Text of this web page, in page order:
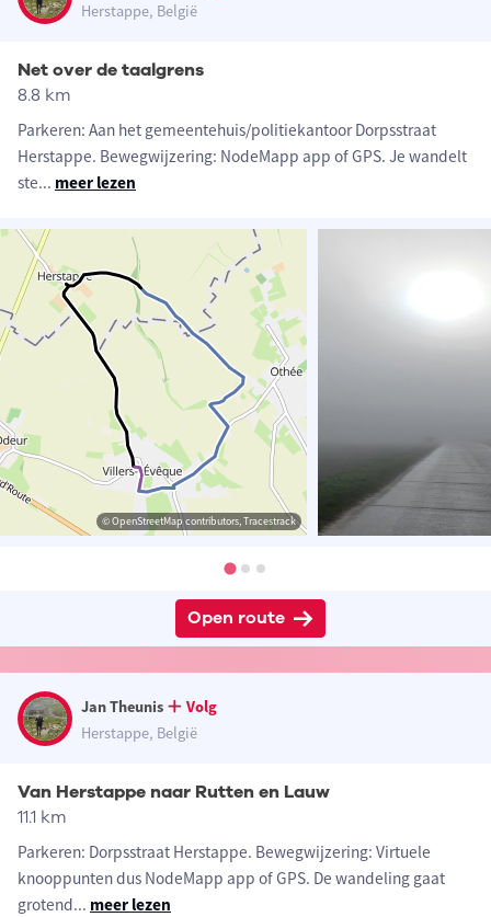
Herstappe, België
Net over de taalgrens
8.8 km
Parkeren: Aan het gemeentehuis/politiekantoor Dorpsstraat
Herstappe. Bewegwijzering: NodeMapp app of GPS. Je wandelt
ste... meer lezen
© OpenStreetMap contributors, Tracestrack
Open route
Jan Theunis
Volg
Herstappe, België
Van Herstappe naar Rutten en Lauw
11.1 km
Parkeren: Dorpsstraat Herstappe. Bewegwijzering: Virtuele
knooppunten dus NodeMapp app of GPS. De wandeling gaat
grotend... meer lezen